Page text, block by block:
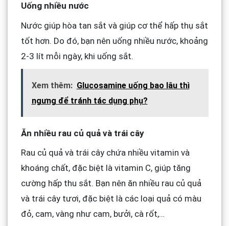
Uống nhiều nước
Nước giúp hòa tan sắt và giúp cơ thể hấp thụ sắt
tốt hơn. Do đó, bạn nên uống nhiều nước, khoảng
2-3 lít mỗi ngày, khi uống sắt.
Xem thêm: Glucosamine uống bao lâu thì
ngưng để tránh tác dụng phụ?
Ăn nhiều rau củ quả và trái cây
Rau củ quả và trái cây chứa nhiều vitamin và
khoáng chất, đặc biệt là vitamin C, giúp tăng
cường hấp thu sắt. Bạn nên ăn nhiều rau củ quả
và trái cây tươi, đặc biệt là các loại quả có màu
đỏ, cam, vàng như cam, bưởi, cà rốt,…